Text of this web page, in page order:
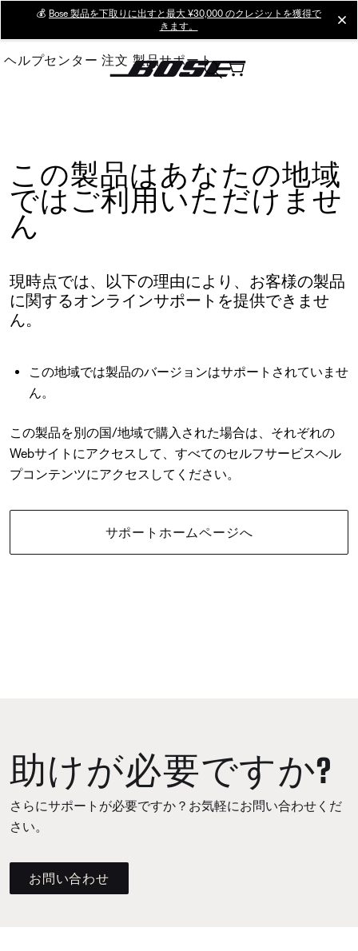
Main
💰 Bose 製品を下取りに出すと最大 ¥30,000 のクレジットを獲得で
きます。
ヘルプセンター 注文 製品サポート
この製品はあなたの地域
ではご利用いただけませ
ん
現時点では、以下の理由により、お客様の製品
に関するオンラインサポートを提供できませ
ん。
この地域では製品のバージョンはサポートされていませ
ん。
この製品を別の国/地域で購入された場合は、それぞれの
Webサイトにアクセスして、すべてのセルフサービスヘル
プコンテンツにアクセスしてください。
サポートホームページへ
助けが必要ですか?
さらにサポートが必要ですか？お気軽にお問い合わせくだ
さい。
お問い合わせ